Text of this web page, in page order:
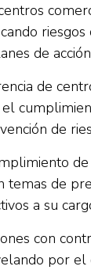
riesgos
de
de
el
de
temas de
a su
con
por